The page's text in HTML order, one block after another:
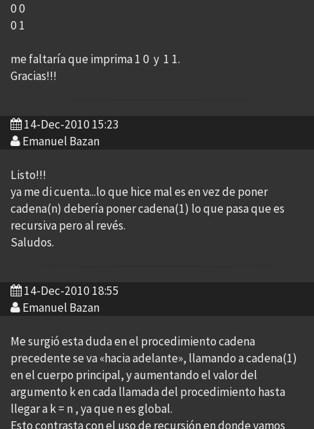
0 0
0 1
me faltaría que imprima 1 0 y 1 1.
Gracias!!!
14-Dec-2010 15:23
Emanuel Bazan
Listo!!!
ya me di cuenta...lo que hice mal es en vez de poner
cadena(n) debería poner cadena(1) lo que pasa que es
recursiva pero al revés.
Saludos.
14-Dec-2010 18:55
Emanuel Bazan
Me surgió esta duda en el procedimiento cadena
precedente se va «hacia adelante», llamando a cadena(1)
en el cuerpo principal, y aumentando el valor del
argumento k en cada llamada del procedimiento hasta
llegar a k = n , ya que n es global.
Esto contrasta con el uso de recursión en donde vamos